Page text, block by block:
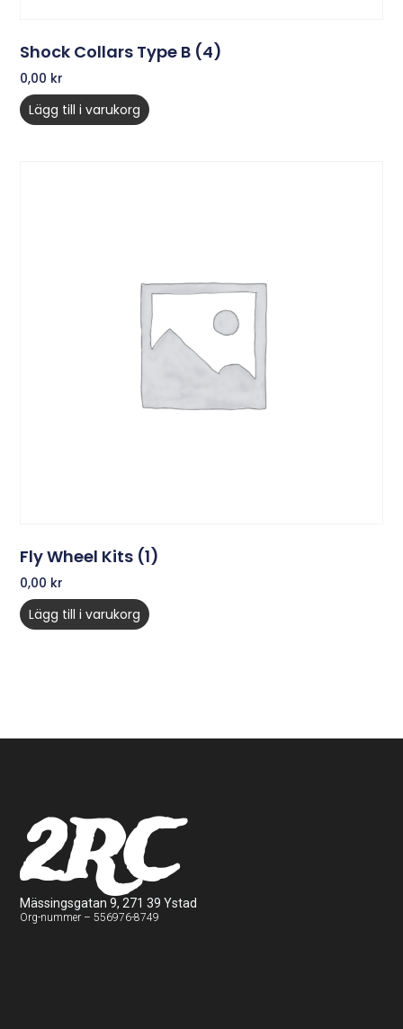
Shock Collars Type B (4)
0,00 kr
Lägg till i varukorg
Fly Wheel Kits (1)
0,00 kr
Lägg till i varukorg
2RC
Mässingsgatan 9, 271 39 Ystad
Org-nummer – 556976-8749